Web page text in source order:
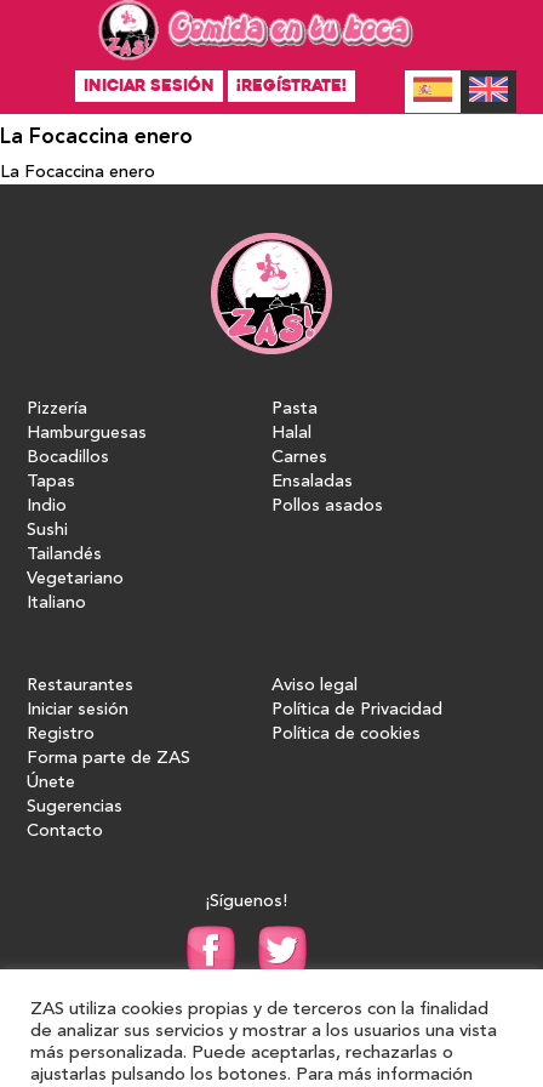
INICIAR SESIÓN ¡REGÍSTRATE!
La Focaccina enero
La Focaccina enero
Pizzería
Hamburguesas
Bocadillos
Tapas
Indio
Sushi
Tailandés
Vegetariano
Italiano
Pasta
Halal
Carnes
Ensaladas
Pollos asados
Restaurantes
Iniciar sesión
Registro
Forma parte de ZAS
Únete
Sugerencias
Contacto
Aviso legal
Política de Privacidad
Política de cookies
¡Síguenos!
ZAS utiliza cookies propias y de terceros con la finalidad
de analizar sus servicios y mostrar a los usuarios una vista
más personalizada. Puede aceptarlas, rechazarlas o
ajustarlas pulsando los botones. Para más información